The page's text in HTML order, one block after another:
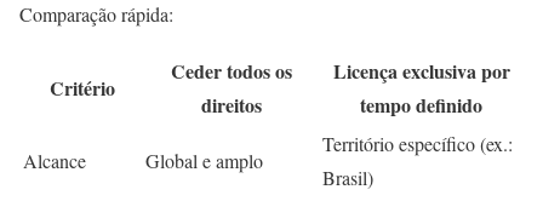
Comparação rápida:
Critério
Ceder todos os
direitos
Licença exclusiva por
tempo definido
Alcance Global e amplo
Território específico (ex.:
Brasil)